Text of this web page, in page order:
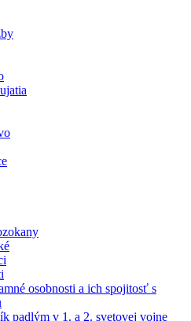
osobnosti a ich spojitosť s
padlým v 1. a 2. svetovej vojne